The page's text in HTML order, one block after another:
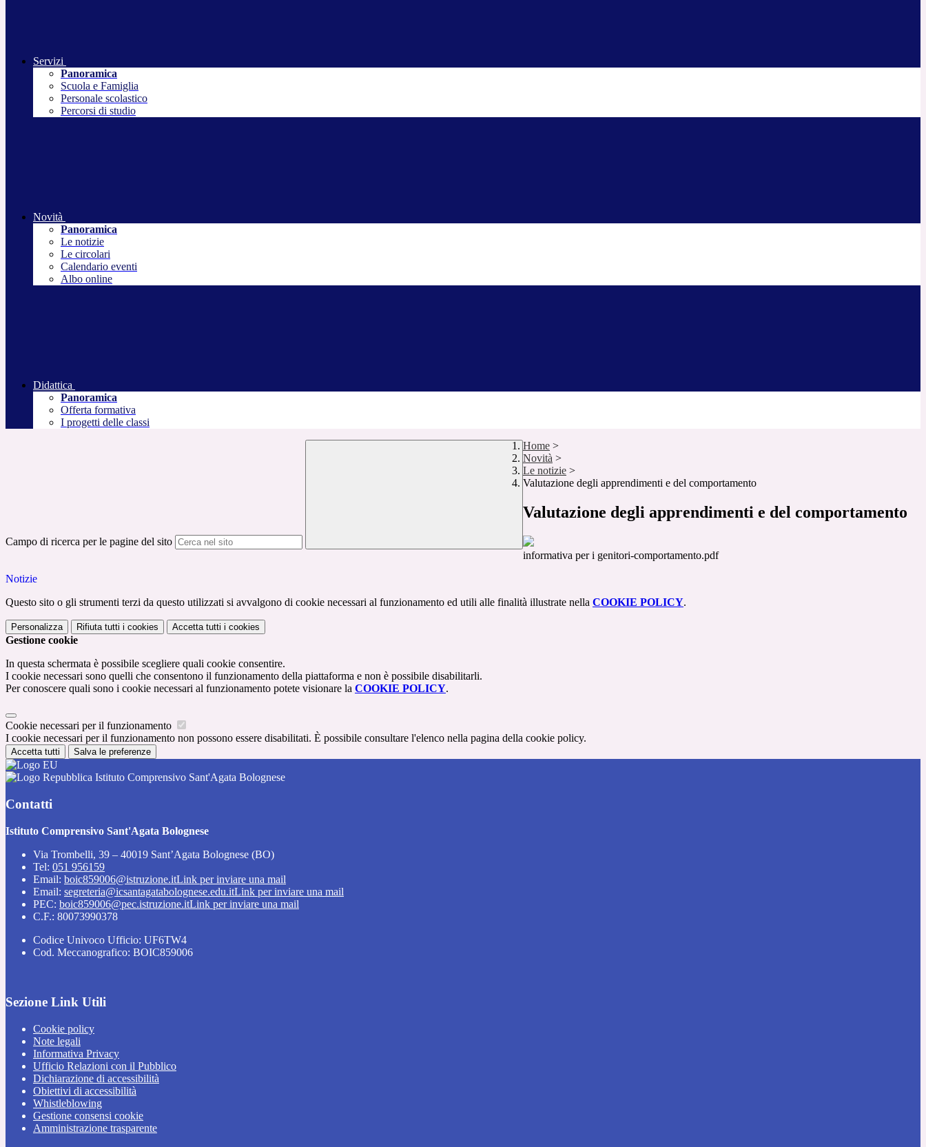
Servizi
Panoramica
Scuola e Famiglia
Personale scolastico
Percorsi di studio
Novità
Panoramica
Le notizie
Le circolari
Calendario eventi
Albo online
Didattica
Panoramica
Offerta formativa
I progetti delle classi
Campo di ricerca per le pagine del sito
Home >
Novità >
Le notizie >
Valutazione degli apprendimenti e del comportamento
Valutazione degli apprendimenti e del comportamento
informativa per i genitori-comportamento.pdf
Notizie
Questo sito o gli strumenti terzi da questo utilizzati si avvalgono di cookie necessari al funzionamento ed utili alle finalità illustrate nella COOKIE POLICY.
Personalizza Rifiuta tutti i cookies Accetta tutti i cookies
Gestione cookie
In questa schermata è possibile scegliere quali cookie consentire.
I cookie necessari sono quelli che consentono il funzionamento della piattaforma e non è possibile disabilitarli.
Per conoscere quali sono i cookie necessari al funzionamento potete visionare la COOKIE POLICY.
Cookie necessari per il funzionamento
I cookie necessari per il funzionamento non possono essere disabilitati. È possibile consultare l'elenco nella pagina della cookie policy.
Accetta tutti Salva le preferenze
Istituto Comprensivo Sant'Agata Bolognese
Contatti
Istituto Comprensivo Sant'Agata Bolognese
Via Trombelli, 39 – 40019 Sant’Agata Bolognese (BO)
Tel: 051 956159
Email: boic859006@istruzione.itLink per inviare una mail
Email: segreteria@icsantagatabolognese.edu.itLink per inviare una mail
PEC: boic859006@pec.istruzione.itLink per inviare una mail
C.F.: 80073990378
Codice Univoco Ufficio: UF6TW4
Cod. Meccanografico: BOIC859006
Sezione Link Utili
Cookie policy
Note legali
Informativa Privacy
Ufficio Relazioni con il Pubblico
Dichiarazione di accessibilità
Obiettivi di accessibilità
Whistleblowing
Gestione consensi cookie
Amministrazione trasparente